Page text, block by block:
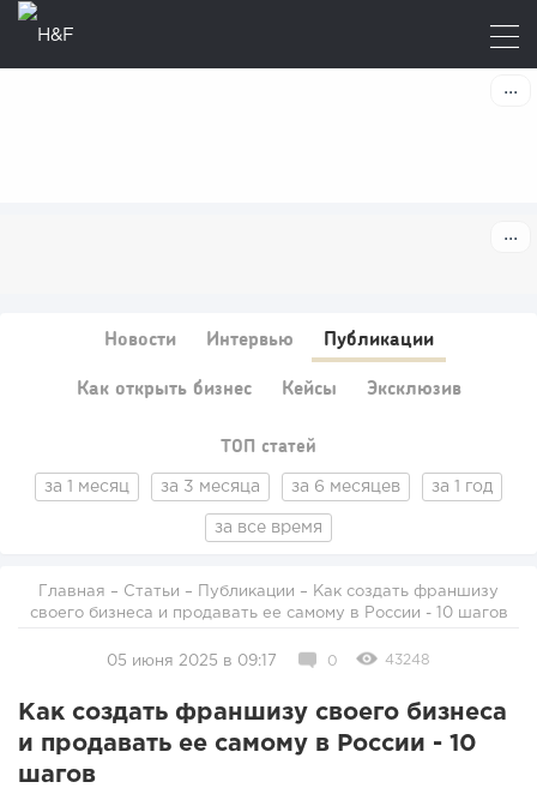
Новости Интервью Публикации
Как открыть бизнес Кейсы Эксклюзив
ТОП статей
за 1 месяц за 3 месяца за 6 месяцев за 1 год
за все время
Главная – Статьи – Публикации
своего бизнеса и продавать ее самому в России - 10 шагов
05 июня 2025 в 09:17 0 43248
Как создать франшизу своего бизнеса
и продавать ее самому в России - 10
шагов